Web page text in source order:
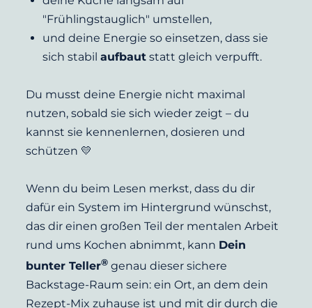
"Frühlingstauglich" umstellen,
und deine Energie so einsetzen, dass sie
sich stabil aufbaut statt gleich verpufft.
Du musst deine Energie nicht maximal
nutzen, sobald sie sich wieder zeigt – du
kannst sie kennenlernen, dosieren und
schützen 💛
Wenn du beim Lesen merkst, dass du dir
dafür ein System im Hintergrund wünschst,
das dir einen großen Teil der mentalen Arbeit
rund ums Kochen abnimmt, kann Dein
bunter Teller® genau dieser sichere
Backstage-Raum sein: ein Ort, an dem dein
Rezept-Mix zuhause ist und mit dir durch die